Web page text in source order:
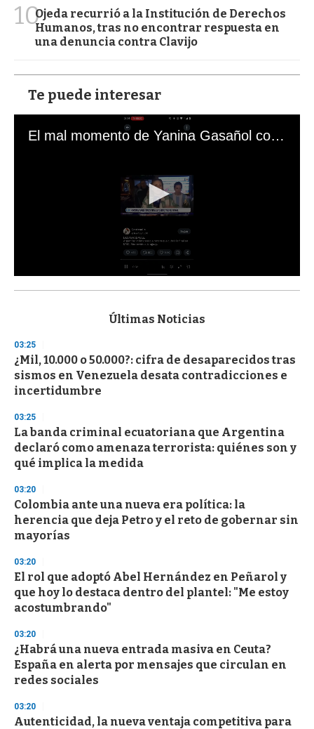
10Ojeda recurrió a la Institución de Derechos
Humanos, tras no encontrar respuesta en
una denuncia contra Clavijo
Te puede interesar
El mal momento de Yanina Gasañol con un hincha argentino en "Subrayado"
s
d
s
o
f
3
s
e
c
o
n
d
Últimas Noticias
03:25
¿Mil, 10.000 o 50.000?: cifra de desaparecidos tras
sismos en Venezuela desata contradicciones e
incertidumbre
03:25
La banda criminal ecuatoriana que Argentina
declaró como amenaza terrorista: quiénes son y
qué implica la medida
03:20
Colombia ante una nueva era política: la
herencia que deja Petro y el reto de gobernar sin
mayorías
03:20
El rol que adoptó Abel Hernández en Peñarol y
que hoy lo destaca dentro del plantel: "Me estoy
acostumbrando"
03:20
¿Habrá una nueva entrada masiva en Ceuta?
España en alerta por mensajes que circulan en
redes sociales
03:20
Autenticidad, la nueva ventaja competitiva para